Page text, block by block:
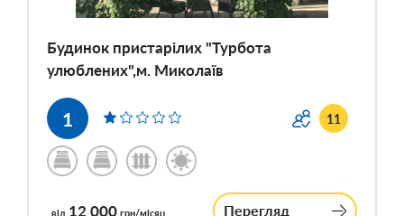
Будинок пристарілих "Турбота
улюблених",м. Миколаїв
1 11
від 12 000 грн/місяц Перегляд